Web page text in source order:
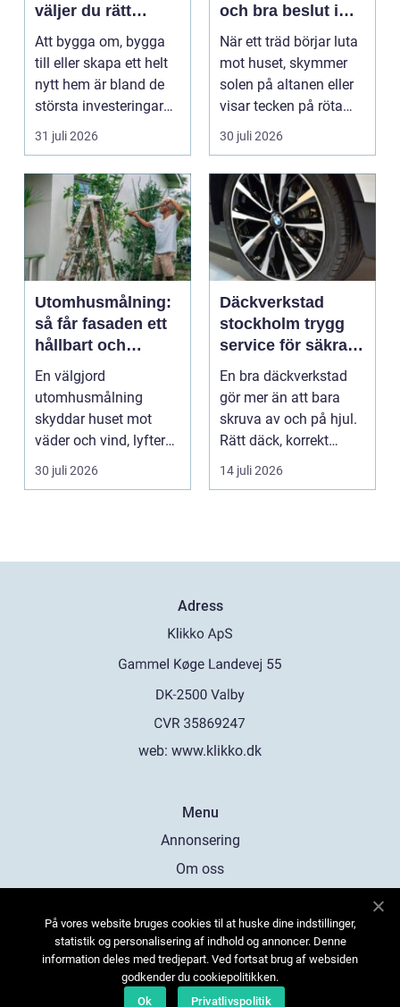
väljer du rätt
partner för ditt
projekt
Att bygga om, bygga
till eller skapa ett helt
nytt hem är bland de
största investeringar
m...
31 juli 2026
och bra beslut i
trädgården
När ett träd börjar luta
mot huset, skymmer
solen på altanen eller
visar tecken på röta
uppstår ofta...
30 juli 2026
Utomhusmålning:
så får fasaden ett
hållbart och
vackert resultat
En välgjord
utomhusmålning
skyddar huset mot
väder och vind, lyfter
helhetsintrycket...
30 juli 2026
Däckverkstad
stockholm trygg
service för säkra
mil året runt
En bra däckverkstad
gör mer än att bara
skruva av och på hjul.
Rätt däck, korrekt
montering och rege...
14 juli 2026
Adress
web: www.klikko.dk
Menu
Annonsering
Om oss
Kontakta oss
Sitemap
På vores website bruges cookies til at huske dine indstillinger,
statistik og personalisering af indhold og annoncer. Denne
information deles med tredjepart. Ved fortsat brug af websiden
godkender du cookiepolitikken.
Ok
Privatlivspolitik